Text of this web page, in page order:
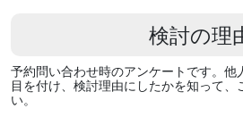
検討の理
予約問い合わせ時のアンケートです。他
目を付け、検討理由にしたかを知って、
い。